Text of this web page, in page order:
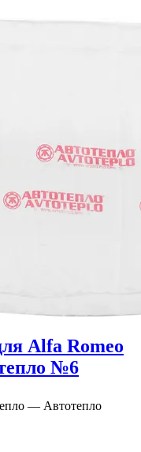
Alfa Romeo
№6
— Автотепло